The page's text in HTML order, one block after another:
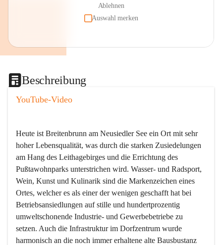
Ablehnen
Auswahl merken
Beschreibung
YouTube-Video
Heute ist Breitenbrunn am Neusiedler See ein Ort mit sehr
hoher Lebensqualität, was durch die starken Zusiedelungen
am Hang des Leithagebirges und die Errichtung des
Pußtawohnparks unterstrichen wird. Wasser- und Radsport,
Wein, Kunst und Kulinarik sind die Markenzeichen eines
Ortes, welcher es als einer der wenigen geschafft hat bei
Betriebsansiedlungen auf stille und hundertprozentig
umweltschonende Industrie- und Gewerbebetriebe zu
setzen. Auch die Infrastruktur im Dorfzentrum wurde
harmonisch an die noch immer erhaltene alte Bausbustanz